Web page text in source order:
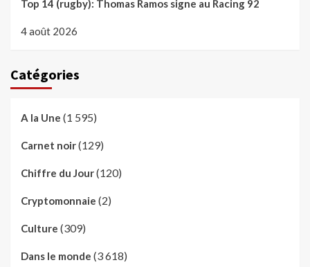
Top 14 (rugby): Thomas Ramos signe au Racing 92
4 août 2026
Catégories
A la Une (1 595)
Carnet noir(129)
Chiffre du Jour(120)
Cryptomonnaie (2)
Culture (309)
Dans le monde (3 618)